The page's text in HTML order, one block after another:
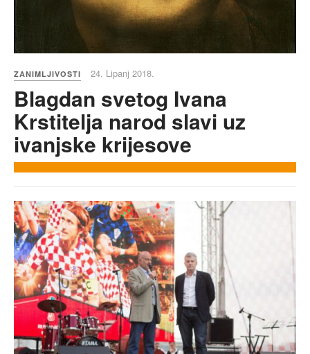
ZANIMLJIVOSTI 24. Lipanj 2018.
Blagdan svetog Ivana
Krstitelja narod slavi uz
ivanjske krijesove